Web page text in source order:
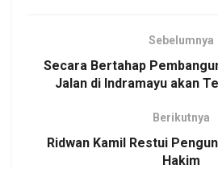
Sebelumnya
Secara Bertahap
Jalan di Indramayu akan
Berikutnya
Ridwan Kamil Restui
Hakim